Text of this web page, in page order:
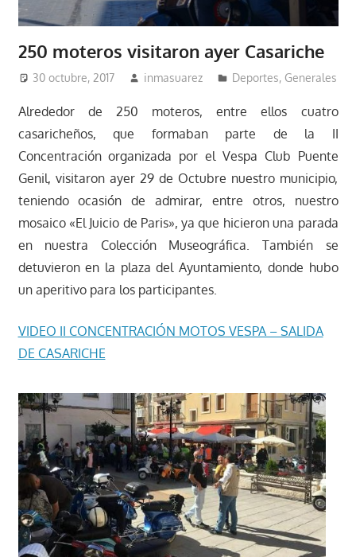
250 moteros visitaron ayer Casariche
30 octubre, 2017 inmasuarez Deportes, Generales
Alrededor de 250 moteros, entre ellos cuatro
casaricheños, que formaban parte de la II
Concentración organizada por el Vespa Club Puente
Genil, visitaron ayer 29 de Octubre nuestro municipio,
teniendo ocasión de admirar, entre otros, nuestro
mosaico «El Juicio de Paris», ya que hicieron una parada
en nuestra Colección Museográfica. También se
detuvieron en la plaza del Ayuntamiento, donde hubo
un aperitivo para los participantes.
VIDEO II CONCENTRACIÓN MOTOS VESPA – SALIDA
DE CASARICHE